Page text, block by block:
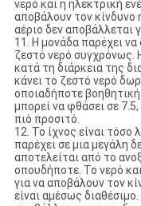
νερό και η ηλεκτρική
αποβάλουν τον κίνδυνο
αέριο δεν αποβάλλεται
11. Η μονάδα παρέχει να
ζεστό νερό συγχρόνως.
κατά τη διάρκεια της
κάνει το ζεστό νερό
οποιαδήποτε
μπορεί να φθάσει σε
πιό προσιτό.
12. Το ίχνος είναι
παρέχει σε μια μεγάλη
αποτελείται από το
οπουδήποτε. Το νερό
για να αποβάλουν τον
είναι αμέσως